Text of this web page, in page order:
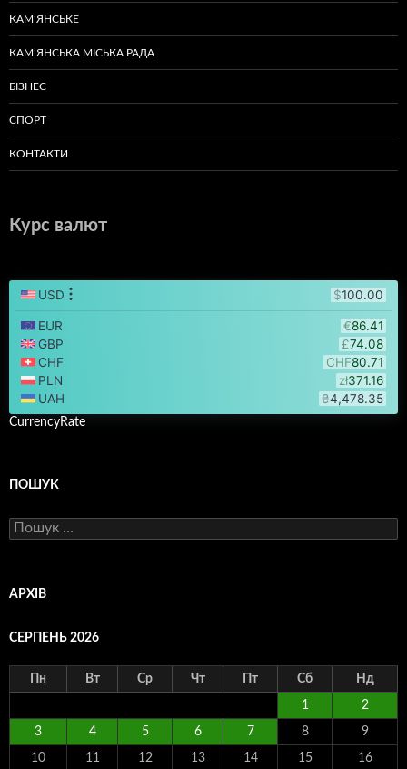
КАМ’ЯНСЬКЕ
КАМ’ЯНСЬКА МІСЬКА РАДА
БІЗНЕС
СПОРТ
КОНТАКТИ
Курс валют
CurrencyRate
ПОШУК
Пошук:
АРХІВ
СЕРПЕНЬ 2026
Пн Вт Ср Чт Пт Сб Нд
1 2
3 4 5 6 7 8 9
10 11 12 13 14 15 16